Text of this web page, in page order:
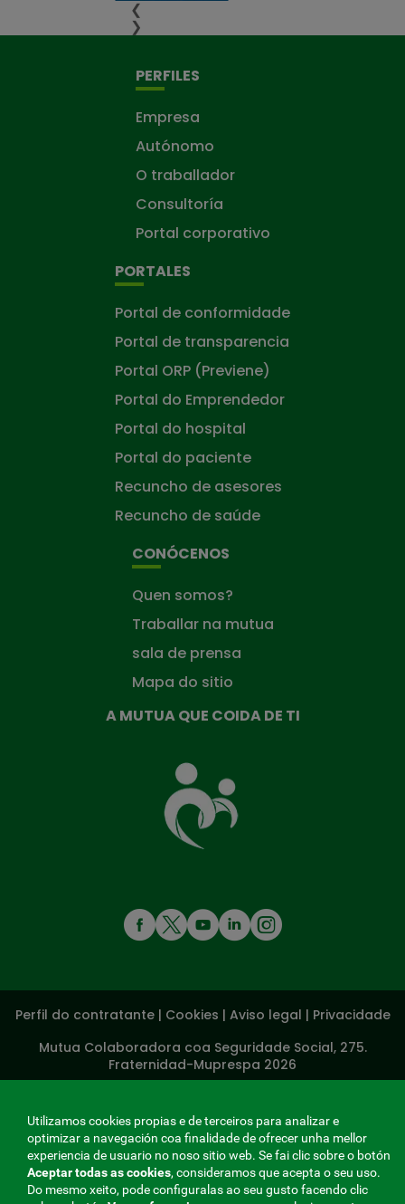
❮
❯
PERFILES
Empresa
Autónomo
O traballador
Consultoría
Portal corporativo
PORTALES
Portal de conformidade
Portal de transparencia
Portal ORP (Previene)
Portal do Emprendedor
Portal do hospital
Portal do paciente
Recuncho de asesores
Recuncho de saúde
CONÓCENOS
Quen somos?
Traballar na mutua
sala de prensa
Mapa do sitio
A MUTUA QUE COIDA DE TI
Mutua
que
te
coida
MENÚ
SOCIALES
Perfil do contratante| Cookies | Aviso legal | Privacidade
Mutua Colaboradora coa Seguridade Social, 275.
Fraternidad-Muprespa 2026
Gardar Galego
Utilizamos cookies propias e de terceiros para analizar e
optimizar a navegación coa finalidade de ofrecer unha mellor
experiencia de usuario no noso sitio web. Se fai clic sobre o botón
Aceptar todas as cookies, consideramos que acepta o seu uso.
Do mesmo xeito, pode configuralas ao seu gusto facendo clic